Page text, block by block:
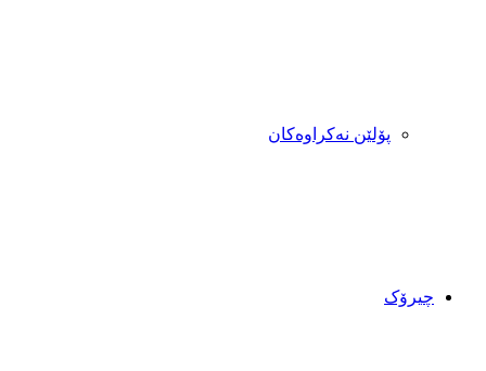
پۆلێن نەکراوەکان
چیرۆک